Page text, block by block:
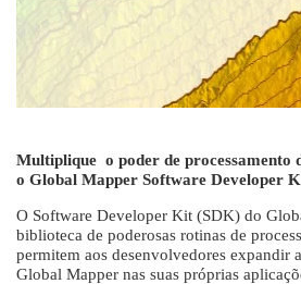
Multiplique o poder de processamento
o Global Mapper Software Developer
O Software Developer Kit (SDK) do
biblioteca de poderosas rotinas de
permitem aos desenvolvedores expandir
Global Mapper nas suas próprias